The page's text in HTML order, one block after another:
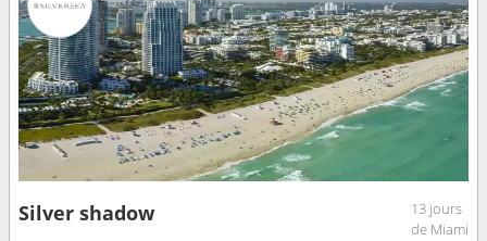
Silver shadow
13 jours
de Miami